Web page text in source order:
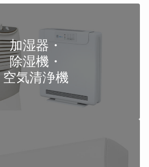
加湿器・
除湿機・
空気清浄機